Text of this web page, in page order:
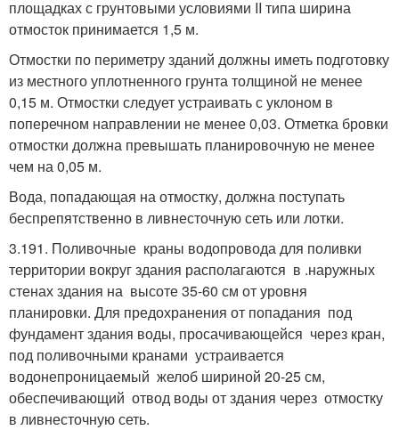
площадках с грунтовыми условиями II типа ширина
отмосток принимается 1,5 м.
Отмостки по периметру зданий должны иметь подготовку
из местного уплотненного грунта толщиной не менее
0,15 м. Отмостки следует устраивать с уклоном в
поперечном направлении не менее 0,03. Отметка бровки
отмостки должна превышать планировочную не менее
чем на 0,05 м.
Вода, попадающая на отмостку, должна поступать
беспрепятственно в ливнесточную сеть или лотки.
3.191. Поливочные краны водопровода для поливки
территории вокруг здания располагаются в .наружных
стенах здания на высоте 35-60 см от уровня
планировки. Для предохранения от попадания под
фундамент здания воды, просачивающейся через кран,
под поливочными кранами устраивается
водонепроницаемый желоб шириной 20-25 см,
обеспечивающий отвод воды от здания через отмостку
в ливнесточную сеть.